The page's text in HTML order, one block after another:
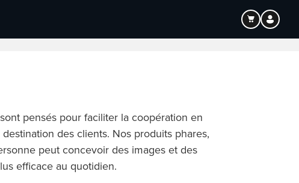
pensés pour faciliter la coopération en
des clients. Nos produits phares,
peut concevoir des images et des
efficace au quotidien.